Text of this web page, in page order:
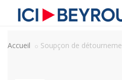
Accueil Soupçon de